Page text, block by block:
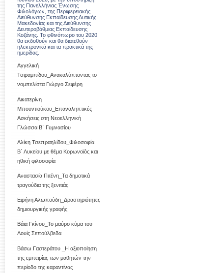
της Πανελλήνιας Ένωσης
Φιλολόγων, της Περιφερειακής
Διεύθυνσης Εκπαίδευσης Δυτικής
Μακεδονίας και της Διεύθυνσης
Δευτεροβάθμιας Εκπαίδευσης
Κοζάνης. Το φθινόπωρο του 2020
θα εκδοθούν και θα διατεθούν
ηλεκτρονικά και τα πρακτικά της
ημερίδας.
Αγγελική
Τσιραμπίδου_Ανακαλύπτοντας το
νομπελίστα Γιώργο Σεφέρη
Αικατερίνη
Μπουντιούκου_Επαναληπτικές
Ασκήσεις στη Νεοελληνική
Γλώσσα Β΄ Γυμνασίου
Αλίκη Τσεπραηλίδου_Φιλοσοφία
Β΄ Λυκείου με θέμα Κορωνοϊός και
ηθική φιλοσοφία
Αναστασία Πιτένη_Τα δημοτικά
τραγούδια της ξενιτιάς
Ειρήνη Αλωπούδη_Δραστηριότητες
δημιουργικής γραφής
Βάια Γκίνου_Το μαύρο κύμα του
Λουίς Σεπούλβεδα
Βάσω Γαστεράτου _Η αξιοποίηση
της εμπειρίας των μαθητών την
περίοδο της καραντίνας